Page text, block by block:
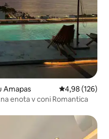
Amapas Povprečna
4,98 (126)
enota v coni Romantica
značko »Izbira gostov«